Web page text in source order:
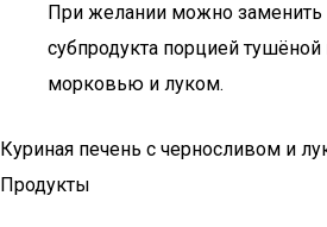
При желании можно заменить
субпродукта порцией тушёной
морковью и луком.
Куриная печень с черносливом и
Продукты